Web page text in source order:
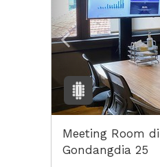
Meeting Room
Gondangdia 25